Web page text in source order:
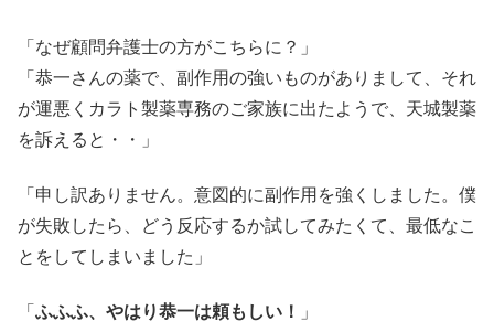
「なぜ顧問弁護士の方がこちらに？」
「恭一さんの薬で、副作用の強いものがありまして、それ
が運悪くカラト製薬専務のご家族に出たようで、天城製薬
を訴えると・・」
「申し訳ありません。意図的に副作用を強くしました。僕
が失敗したら、どう反応するか試してみたくて、最低なこ
とをしてしまいました」
「 ふふふ、やはり恭一は頼もしい！
」